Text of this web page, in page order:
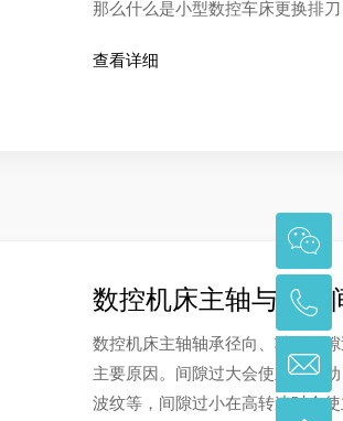
那么什么是小型数控车床更换排
查看详细
数控机床主轴与轴承
数控机床主轴轴承径向、轴向间
主要原因。间隙过大会使主轴跳
波纹等，间隙过小在高转速时会